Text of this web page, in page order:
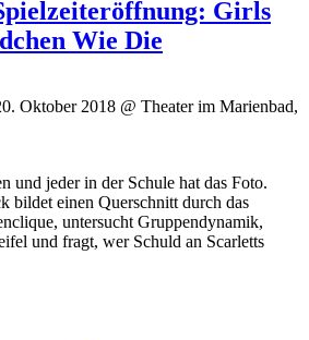
Girls
Wie Die
Oktober 2018 @ Theater im Marienbad,
und jeder in der Schule hat das Foto.
bildet einen Querschnitt durch das
untersucht Gruppendynamik,
und fragt, wer Schuld an Scarletts